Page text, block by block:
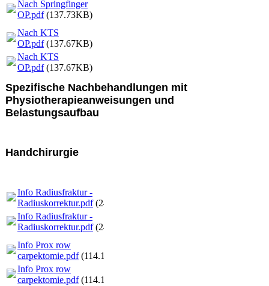
Nach Springfinger
OP.pdf(137.73KB)
Nach KTS
OP.pdf(137.67KB)
Nach KTS
OP.pdf(137.67KB)
Spezifische Nachbehandlungen mit
Physiotherapieanweisungen und
Belastungsaufbau
Handchirurgie
Info Radiusfraktur -
Radiuskorrektur.pdf(242.75KB)
Info Radiusfraktur -
Radiuskorrektur.pdf(242.75KB)
Info Prox row
carpektomie.pdf(114.12KB)
Info Prox row
carpektomie.pdf(114.12KB)